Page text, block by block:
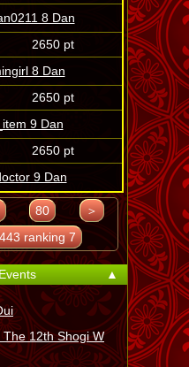
8 Dan
2650 pt
8 Dan
2650 pt
9 Dan
2650 pt
9 Dan
80
＞
ranking 7
▲
The 12th Shogi W